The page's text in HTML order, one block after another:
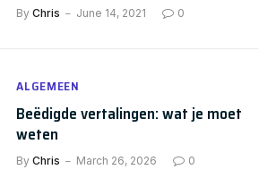
By Chris June 14, 2021 0
ALGEMEEN
Beëdigde vertalingen: wat je moet
weten
By Chris March 26, 2026 0